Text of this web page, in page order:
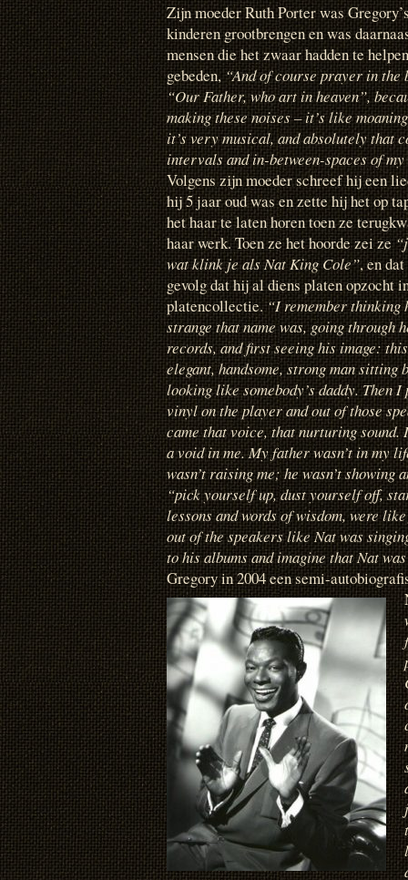
Zijn moeder Ruth Porter was
kinderen grootbrengen en was
mensen die het zwaar hadden te
gebeden,“And of course prayer in
“Our Father, who art in heaven”,
making these noises – it’s like
it’s very musical, and absolutely that
intervals and in-between-spaces of
Volgens zijn moeder schreef hij een
hij 5 jaar oud was en zette hij het op
het haar te laten horen toen ze
haar werk. Toen ze het hoorde zei ze
wat klink je als Nat King Cole”, en
gevolg dat hij al diens platen opzocht
platencollectie.“I remember thinking
strange that name was, going through
records, and first seeing his image: this
elegant, handsome, strong man sitting
looking like somebody’s daddy. Then I
vinyl on the player and out of those
came that voice, that nurturing sound.
a void in me. My father wasn’t in my
wasn’t raising me; he wasn’t showing
“pick yourself up, dust yourself off,
lessons and words of wisdom, were
out of the speakers like Nat was
to his albums and imagine that Nat
Gregory in 2004 een semi-